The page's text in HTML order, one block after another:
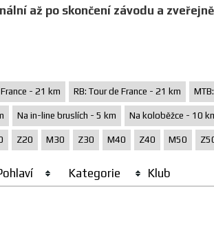
až po skončení závodu a
- 21 km RB: Tour de France - 21 km
Na in-line bruslích - 5 km Na koloběžce - 10
Z20 M30 Z30 M40 Z40 M50
Kategorie Klub